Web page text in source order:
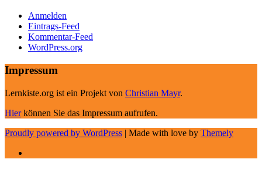
Anmelden
Eintrags-Feed
Kommentar-Feed
WordPress.org
Impressum
Lernkiste.org ist ein Projekt von Christian Mayr.
Hierkönnen Sie das Impressum aufrufen.
Proudly powered by WordPress | Made with love by Themely